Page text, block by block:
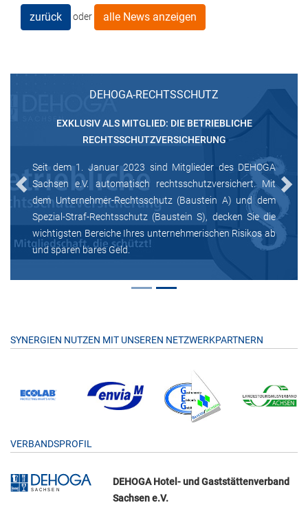
zurück oder alle News anzeigen
DEHOGA-RECHTSSCHUTZ
EXKLUSIV ALS MITGLIED: DIE BETRIEBLICHE
RECHTSSCHUTZVERSICHERUNG
Seit dem 1. Januar 2023 sind Mitglieder des DEHOGA
Sachsen e.V. automatisch rechtsschutzversichert. Mit
dem Unternehmer-Rechtsschutz (Baustein A) und dem
Spezial-Straf-Rechtsschutz (Baustein S), decken Sie die
wichtigsten Bereiche Ihres unternehmerischen Risikos ab
und sparen bares Geld.
Previous Next
SYNERGIEN NUTZEN MIT UNSEREN NETZWERKPARTNERN
VERBANDSPROFIL
DEHOGA Hotel- und Gaststättenverband
Sachsen e.V.